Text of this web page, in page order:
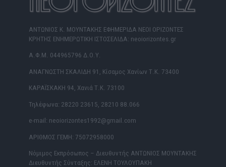
ΑΝΤΩΝΙΟΣ Κ. ΜΟΥΝΤΑΚΗΣ ΕΦΗΜΕΡΙΔΑ ΝΕΟΙ ΟΡΙΖΟΝΤΕΣ
ΚΡΗΤΗΣ ΕΝΗΜΕΡΩΤΙΚΗ ΙΣΤΟΣΕΛΙΔΑ: neoiorizontes.gr
Α.Φ.Μ. 044965796 Δ.Ο.Υ.
ΑΝΑΓΝΩΣΤΗ ΣΚΑΛΙΔΗ 91, Κίσαμος Χανίων Τ.Κ. 73400
ΚΑΡΑΪΣΚΑΚΗ 94, Χανιά Τ.Κ. 73100
Τηλέφωνα: 28220 23615, 28210 88.066
e-mail: neoiorizontes1992@gmail.com
ΑΡΙΘΜΟΣ ΓΕΜΗ: 75072958000
Νόμιμος Εκπρόσωπος – Διευθυντής ΑΝΤΩΝΙΟΣ ΜΟΥΝΤΑΚΗΣ
Διευθυντής Σύνταξης: ΕΛΕΝΗ ΤΟΥΛΟΥΠΑΚΗ